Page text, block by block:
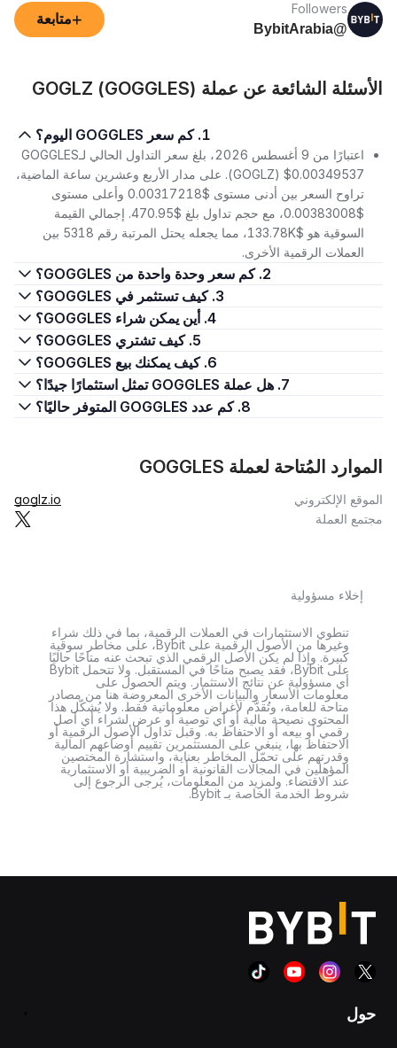
Followers
@BybitArabia
+متابعة
الأسئلة الشائعة عن عملة GOGLZ (GOGGLES)
1. كم سعر GOGGLES اليوم؟
اعتبارًا من 9 أغسطس 2026، بلغ سعر التداول الحالي لـGOGGLES
(GOGLZ) $0.00349537. على مدار الأربع وعشرين ساعة الماضية،
تراوح السعر بين أدنى مستوى $0.00317218 وأعلى مستوى
$0.00383008، مع حجم تداول بلغ $470.95. إجمالي القيمة
السوقية هو $133.78K، مما يجعله يحتل المرتبة رقم 5318 بين
العملات الرقمية الأخرى.
2. كم سعر وحدة واحدة من GOGGLES؟
3. كيف تستثمر في GOGGLES؟
4. أين يمكن شراء GOGGLES؟
5. كيف تشتري GOGGLES؟
6. كيف يمكنك بيع GOGGLES؟
7. هل عملة GOGGLES تمثل استثمارًا جيدًا؟
8. كم عدد GOGGLES المتوفر حاليًا؟
الموارد المُتاحة لعملة GOGGLES
الموقع الإلكتروني
goglz.io
مجتمع العملة
إخلاء مسؤولية
تنطوي الاستثمارات في العملات الرقمية، بما في ذلك شراء
وغيرها من الأصول الرقمية على Bybit، على مخاطر سوقية
كبيرة. وإذا لم يكن الأصل الرقمي الذي تبحث عنه متاحًا حاليًا
على Bybit، فقد يصبح متاحًا في المستقبل. ولا تتحمل Bybit
أي مسؤولية عن نتائج الاستثمار. ويتم الحصول على
معلومات الأسعار والبيانات الأخرى المعروضة هنا من مصادر
متاحة للعامة، وتُقدَّم لأغراض معلوماتية فقط. ولا يُشكّل هذا
المحتوى نصيحة مالية أو أي توصية أو عرض لشراء أي أصل
رقمي أو بيعه أو الاحتفاظ به. وقبل تداول الأصول الرقمية أو
الاحتفاظ بها، ينبغي على المستثمرين تقييم أوضاعهم المالية
وقدرتهم على تحمّل المخاطر بعناية، واستشارة المختصين
المؤهلين في المجالات القانونية أو الضريبية أو الاستثمارية
عند الاقتضاء. ولمزيد من المعلومات، يُرجى الرجوع إلى
شروط الخدمة الخاصة بـ Bybit.
حول